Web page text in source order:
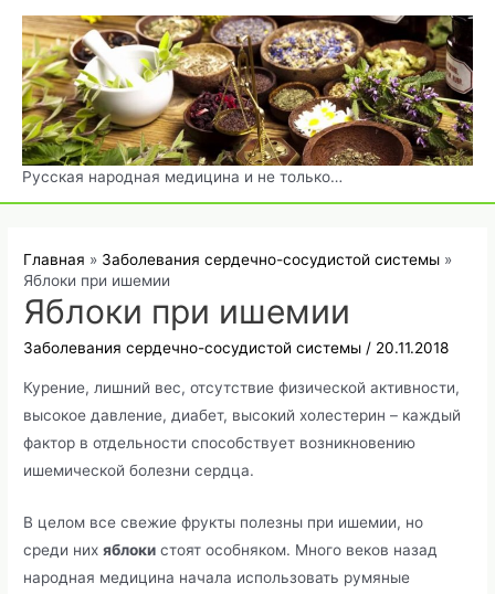
Перейти
содержимому
Русская народная медицина и не только…
Главная
Заболевания сердечно-сосудистой системы
Яблоки при ишемии
Яблоки при ишемии
Заболевания сердечно-сосудистой системы / 20.11.2018
Курение, лишний вес, отсутствие физической активности,
высокое давление, диабет, высокий холестерин – каждый
фактор в отдельности способствует возникновению
ишемической болезни сердца.
В целом все свежие фрукты полезны при ишемии, но
среди нихяблоки стоят особняком. Много веков назад
народная медицина начала использовать румяные